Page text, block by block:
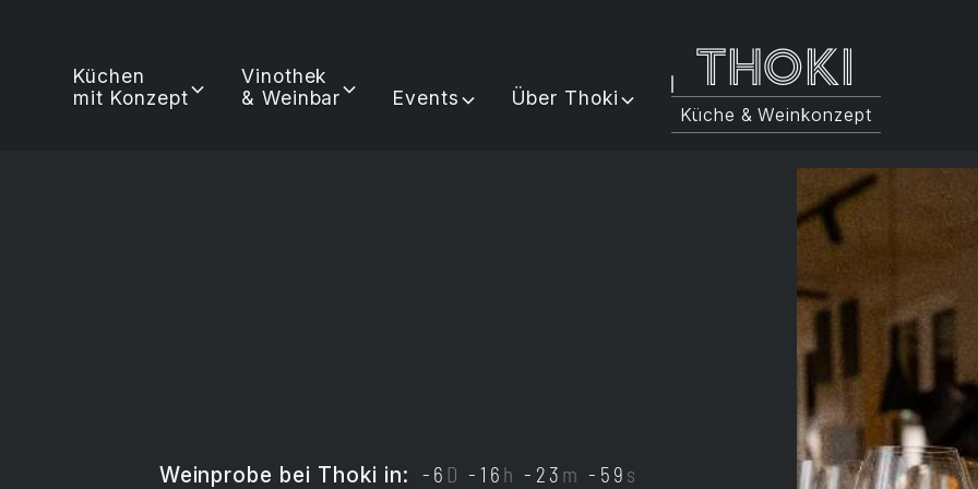
Küchen
mit Konzept
Vinothek
& Weinbar
Events Über Thoki Thoki
Küche & Weinkonzept
Weinprobe bei Thoki in: -6 D -16 h -23 m -59 s